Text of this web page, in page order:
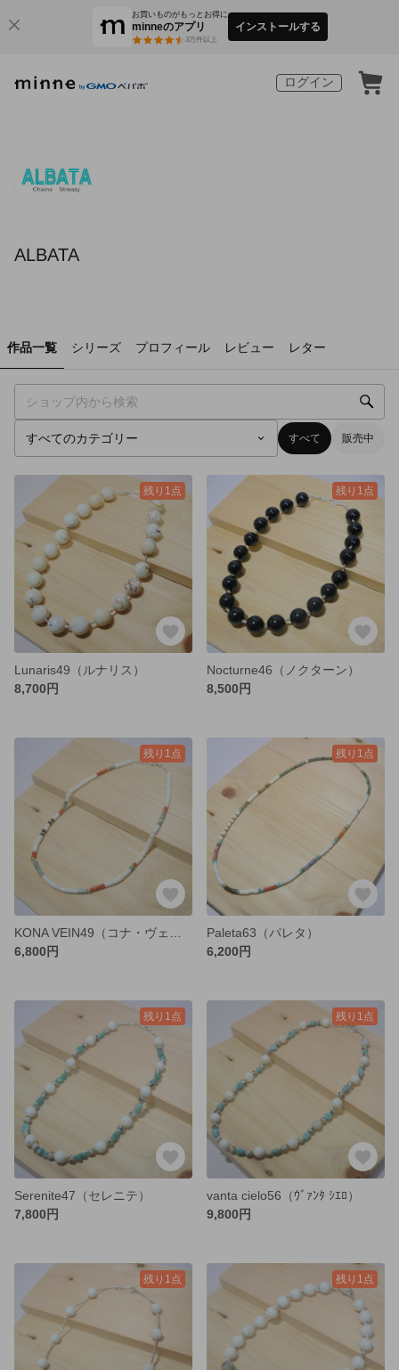
お買いものがもっとお得に
minneのアプリ
3万件以上
インストールする
ログイン
ALBATA
作品一覧 シリーズ プロフィール レビュー レター
すべて 販売中
残り1点
Lunaris49（ルナリス）
8,700円
残り1点
Nocturne46（ノクターン）
8,500円
残り1点
6,800円
残り1点
Paleta63（パレタ）
6,200円
残り1点
Serenite47（セレニテ）
7,800円
残り1点
vanta cielo56（ｳﾞｧﾝﾀ ｼｴﾛ）
9,800円
残り1点 残り1点